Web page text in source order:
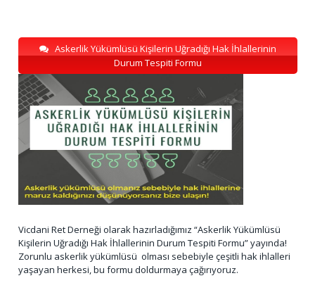
Askerlik Yükümlüsü Kişilerin Uğradığı Hak İhlallerinin
Durum Tespiti Formu
Vicdani Ret Derneği olarak hazırladığımız “Askerlik Yükümlüsü
Kişilerin Uğradığı Hak İhlallerinin Durum Tespiti Formu” yayında!
Zorunlu askerlik yükümlüsü olması sebebiyle çeşitli hak ihlalleri
yaşayan herkesi, bu formu doldurmaya çağırıyoruz.